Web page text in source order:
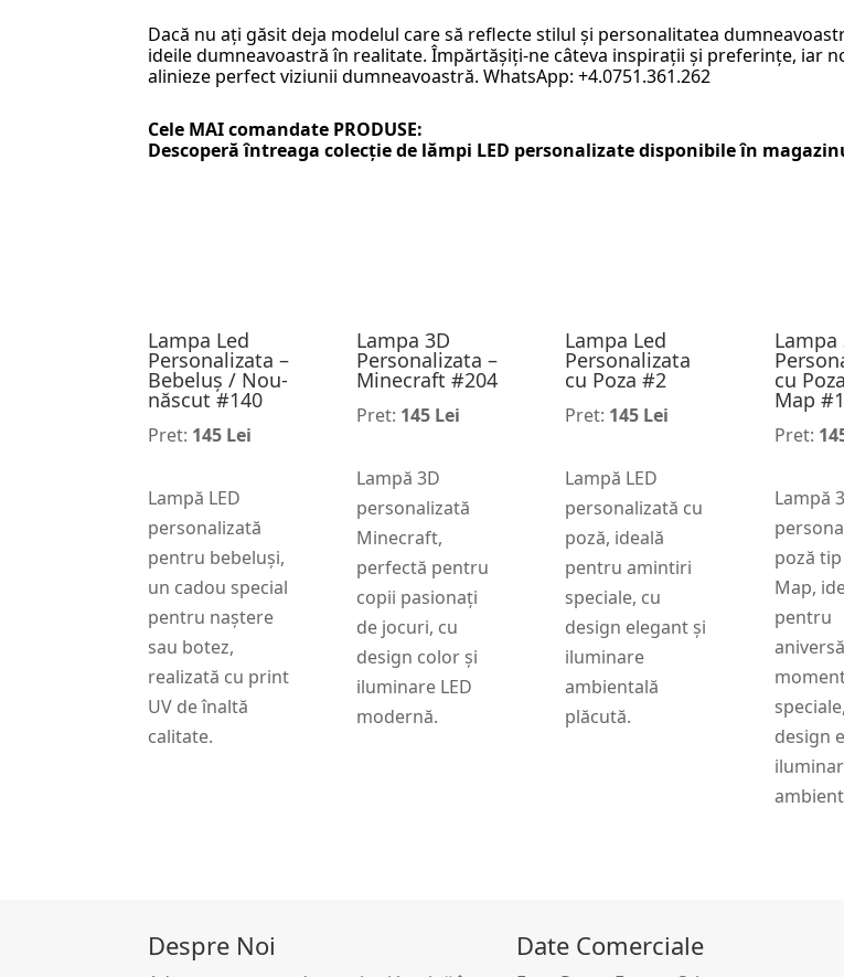
Dacă nu ați găsit deja modelul care să reflecte stilul și personalitatea
ideile dumneavoastră în realitate. Împărtășiți-ne câteva inspirații și preferințe, iar
alinieze perfect viziunii dumneavoastră. WhatsApp: +4.0751.361.262
Cele MAI comandate PRODUSE:
Descoperă întreaga colecție de lămpi LED personalizatedisponibile în
Lampa Led
Personalizata –
Bebeluș / Nou-
născut #140
Pret: 145 Lei
Lampă LED
personalizată
pentru bebeluși,
un cadou special
pentru naștere
sau botez,
realizată cu print
UV de înaltă
calitate.
Lampa 3D
Personalizata –
Minecraft #204
Pret: 145 Lei
Lampă 3D
personalizată
Minecraft,
perfectă pentru
copii pasionați
de jocuri, cu
design color și
iluminare LED
modernă.
Lampa Led
Personalizata
cu Poza #2
Pret: 145 Lei
Lampă LED
personalizată cu
poză, ideală
pentru amintiri
speciale, cu
design elegant și
iluminare
ambientală
plăcută.
Lampa
cu
Map
Pret:
Lampă
poză tip
Map,
pentru
design
Despre Noi Date Comerciale